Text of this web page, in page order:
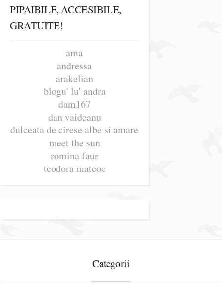
PIPAIBILE, ACCESIBILE,
GRATUITE!
ama
andressa
arakelian
blogu' lu' andra
dam167
dan vaideanu
dulceata de cirese albe si amare
meet the sun
romina faur
teodora mateoc
Categorii